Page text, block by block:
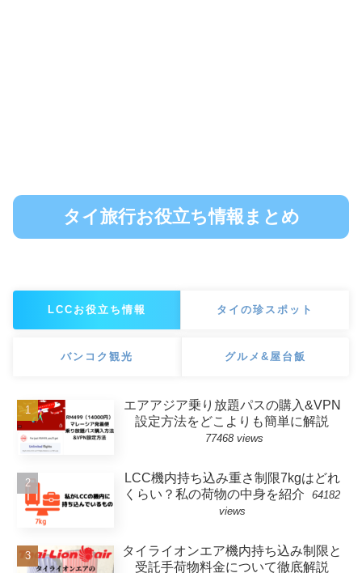
タイ旅行お役立ち情報まとめ
LCCお役立ち情報 タイの珍スポット
バンコク観光 グルメ&屋台飯
エアアジア乗り放題パスの購入&VPN
設定方法をどこよりも簡単に解説
77468 views
LCC機内持ち込み重さ制限7kgはどれ
くらい？私の荷物の中身を紹介
64182
views
タイライオンエア機内持ち込み制限と
受託手荷物料金について徹底解説